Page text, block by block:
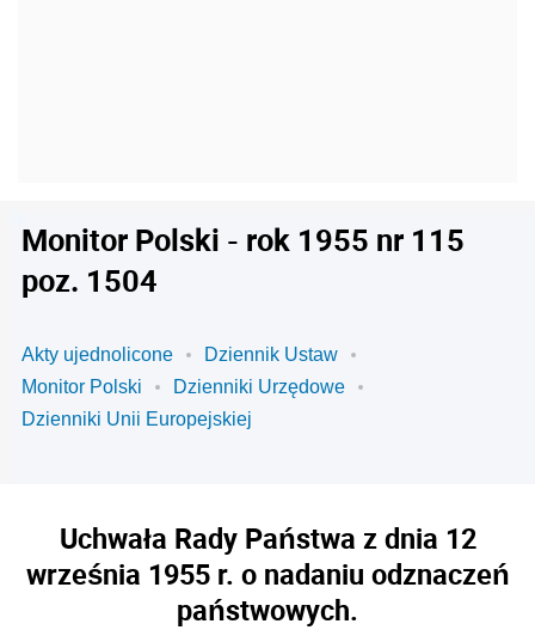
Monitor Polski - rok 1955 nr 115
poz. 1504
Akty ujednolicone
Dziennik Ustaw
Monitor Polski
Dzienniki Urzędowe
Dzienniki Unii Europejskiej
Uchwała Rady Państwa z dnia 12
września 1955 r. o nadaniu odznaczeń
państwowych.